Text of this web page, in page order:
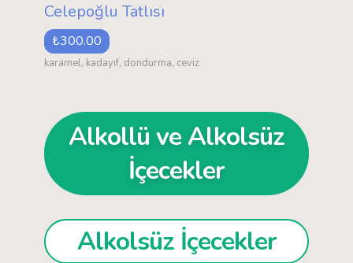
Celepoğlu Tatlısı
₺300.00
karamel, kadayıf, dondurma, ceviz
Alkollü ve Alkolsüz
İçecekler
Alkolsüz İçecekler